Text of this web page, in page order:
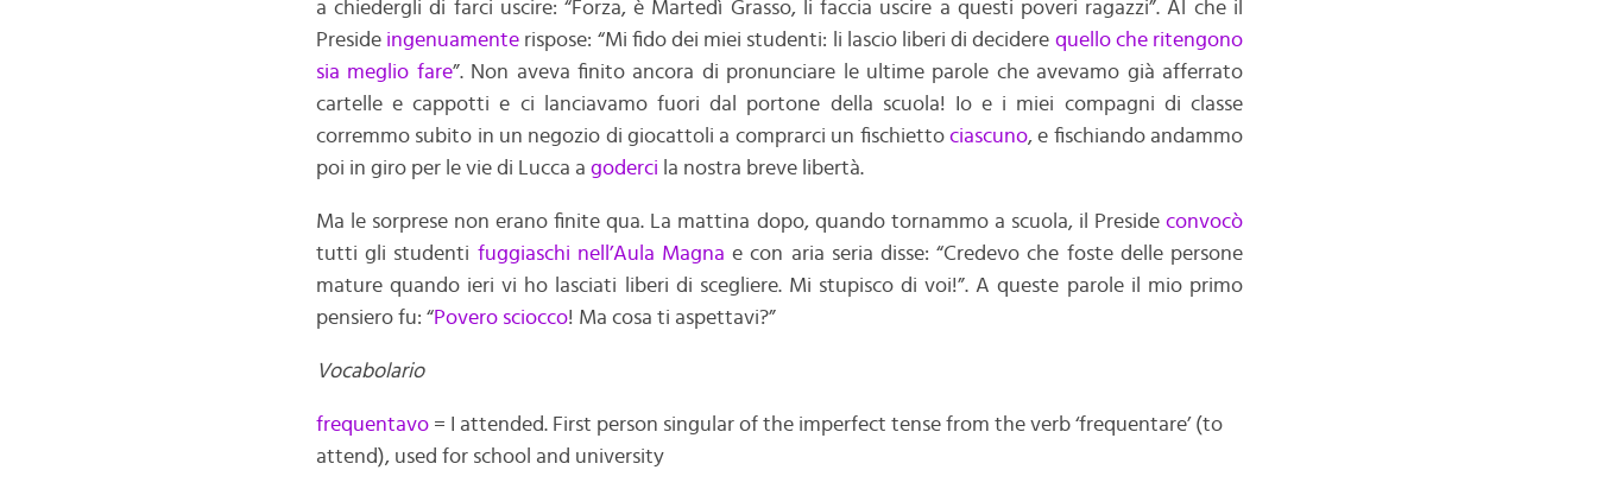
a chiedergli di farci uscire: “Forza, è Martedì Grasso, li faccia uscire a questi poveri ragazzi”. Al che il
Preside ingenuamente rispose: “Mi fido dei miei studenti: li lascio liberi di decidere quello che ritengono
sia meglio fare”. Non aveva finito ancora di pronunciare le ultime parole che avevamo già afferrato
cartelle e cappotti e ci lanciavamo fuori dal portone della scuola! Io e i miei compagni di classe
corremmo subito in un negozio di giocattoli a comprarci un fischietto ciascuno, e fischiando andammo
poi in giro per le vie di Lucca a goderci la nostra breve libertà.
Ma le sorprese non erano finite qua. La mattina dopo, quando tornammo a scuola, il Preside convocò
tutti gli studenti fuggiaschi nell’Aula Magna e con aria seria disse: “Credevo che foste delle persone
mature quando ieri vi ho lasciati liberi di scegliere. Mi stupisco di voi!”. A queste parole il mio primo
pensiero fu: “Povero sciocco! Ma cosa ti aspettavi?”
Vocabolario
frequentavo= I attended. First person singular of the imperfect tense from the verb ‘frequentare’ (to
attend), used for school and university